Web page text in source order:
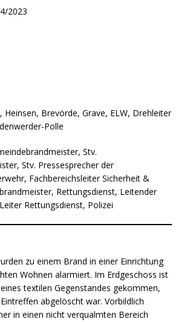
2023
Heinsen, Brevörde, Grave, ELW, Drehleiter
Polle
Stv.
Stv. Pressesprecher der
Fachbereichsleiter Sicherheit &
Rettungsdienst, Leitender
Rettungsdienst, Polizei
zu einem Brand in einer Einrichtung
Wohnen alarmiert. Im Erdgeschoss ist
textilen Gegenstandes gekommen,
abgelöscht war. Vorbildlich
in einen nicht verqualmten Bereich